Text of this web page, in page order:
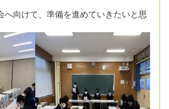
へ向けて、準備を進めていきたいと思